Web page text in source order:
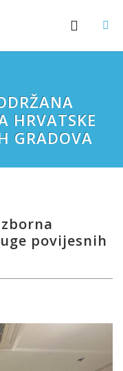
HRVATSKE
GRADOVA
povijesnih